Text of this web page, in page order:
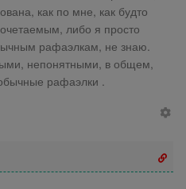
как по мне, как будто
либо я просто
рафаэлкам, не знаю.
непонятными, в общем,
рафаэлки .